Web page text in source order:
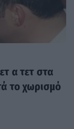
α τετ στα
το χωρισμό